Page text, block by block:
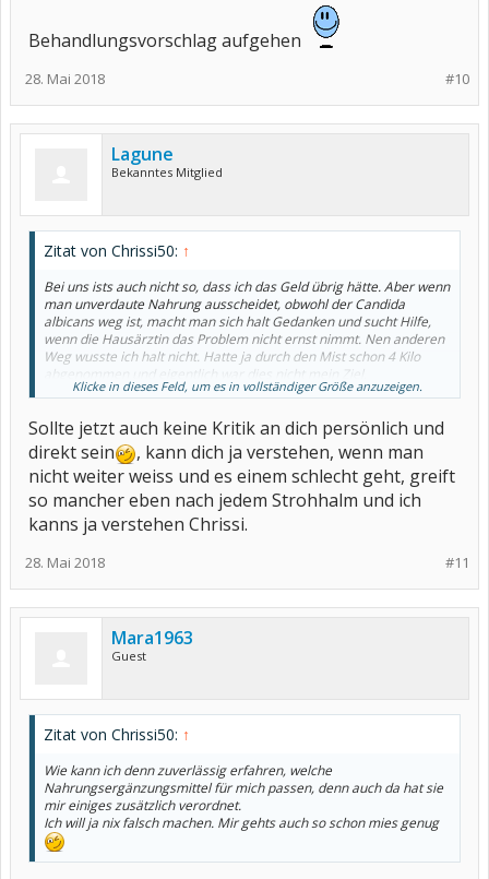
Behandlungsvorschlag aufgehen
#10
28. Mai 2018
Lagune
Bekanntes Mitglied
Zitat von Chrissi50: ↑
Bei uns ists auch nicht so, dass ich das Geld übrig hätte. Aber wenn
man unverdaute Nahrung ausscheidet, obwohl der Candida
albicans weg ist, macht man sich halt Gedanken und sucht Hilfe,
wenn die Hausärztin das Problem nicht ernst nimmt. Nen anderen
Weg wusste ich halt nicht. Hatte ja durch den Mist schon 4 Kilo
abgenommen und eigentlich war dies nicht mein Ziel.
Ach, könnte nicht bei jedem neuen Symptom ein Pop-Up-Fenster
mit dem passenden Behandlungsvorschlag aufgehen
Klicke in dieses Feld, um es in vollständiger Größe anzuzeigen.
Sollte jetzt auch keine Kritik an dich persönlich und
direkt sein
, kann dich ja verstehen, wenn man
nicht weiter weiss und es einem schlecht geht, greift
so mancher eben nach jedem Strohhalm und ich
kanns ja verstehen Chrissi.
#11
28. Mai 2018
Mara1963
Guest
Zitat von Chrissi50: ↑
Wie kann ich denn zuverlässig erfahren, welche
Nahrungsergänzungsmittel für mich passen, denn auch da hat sie
mir einiges zusätzlich verordnet.
Ich will ja nix falsch machen. Mir gehts auch so schon mies genug